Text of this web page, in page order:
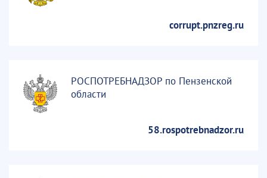
corrupt.pnzreg.ru
РОСПОТРЕБНАДЗОР по Пензенской
области
58.rospotrebnadzor.ru